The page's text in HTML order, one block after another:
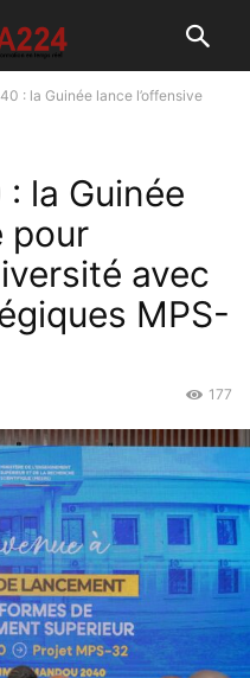
: la Guinée lance l’offensive
la Guinée
pour
avec
MPS-
177